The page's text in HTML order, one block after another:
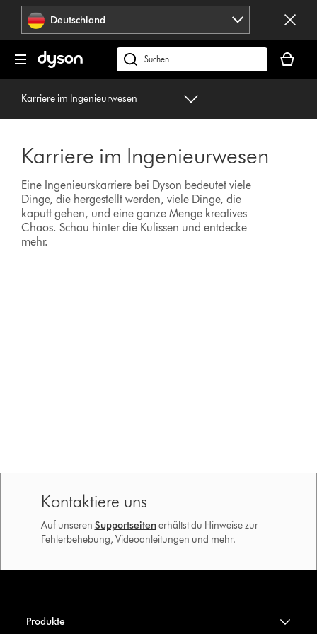
Navigation
überspringenDeutschland
dyson.de
durchsuchen
ist
Karriere im Ingenieurwesen
Karriere im Ingenieurwesen
Eine Ingenieurskarriere bei Dyson bedeutet viele
Dinge, die hergestellt werden, viele Dinge, die
kaputt gehen, und eine ganze Menge kreatives
Chaos. Schau hinter die Kulissen und entdecke
mehr.
Kontaktiere uns
Auf unseren Supportseiten erhältst du Hinweise zur
Fehlerbehebung, Videoanleitungen und mehr.
Produkte